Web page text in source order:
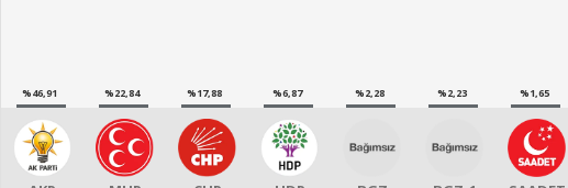
%46,91 %22,84 %17,88 %6,87 %2,28 %2,23 %1,65